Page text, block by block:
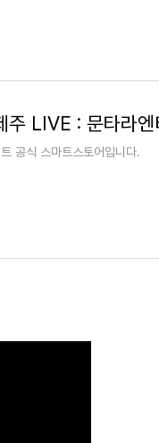
공식 스마트스토어입니다.